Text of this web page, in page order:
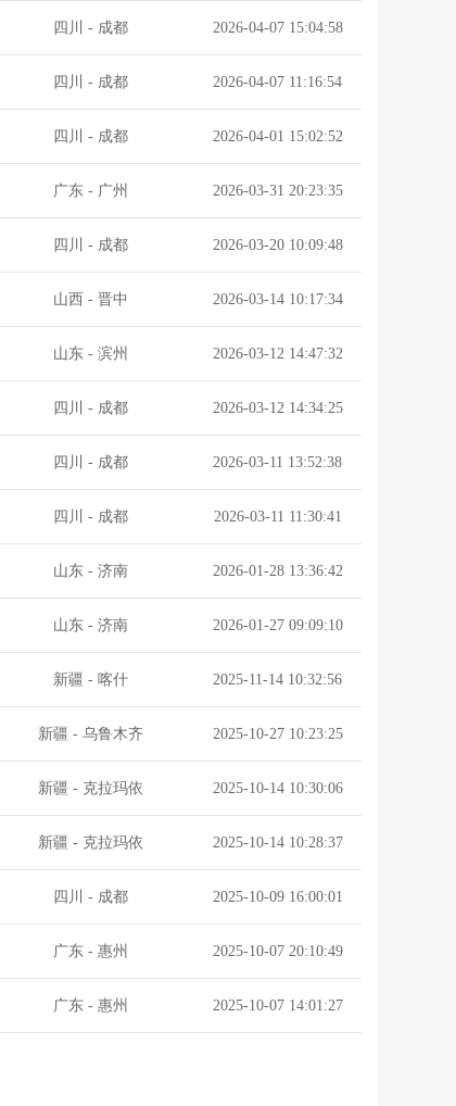
四川 - 成都 2026-04-07 15:04:58
四川 - 成都 2026-04-07 11:16:54
四川 - 成都 2026-04-01 15:02:52
广东- 广州 2026-03-31 20:23:35
四川 - 成都 2026-03-20 10:09:48
山西 - 晋中 2026-03-14 10:17:34
山东- 滨州 2026-03-12 14:47:32
四川 - 成都 2026-03-12 14:34:25
四川 - 成都 2026-03-11 13:52:38
四川 - 成都 2026-03-11 11:30:41
山东- 济南 2026-01-28 13:36:42
山东- 济南 2026-01-27 09:09:10
新疆 - 喀什 2025-11-14 10:32:56
新疆 - 乌鲁木齐 2025-10-27 10:23:25
新疆 - 克拉玛依 2025-10-14 10:30:06
新疆 - 克拉玛依 2025-10-14 10:28:37
四川 - 成都 2025-10-09 16:00:01
广东- 惠州 2025-10-07 20:10:49
广东- 惠州 2025-10-07 14:01:27